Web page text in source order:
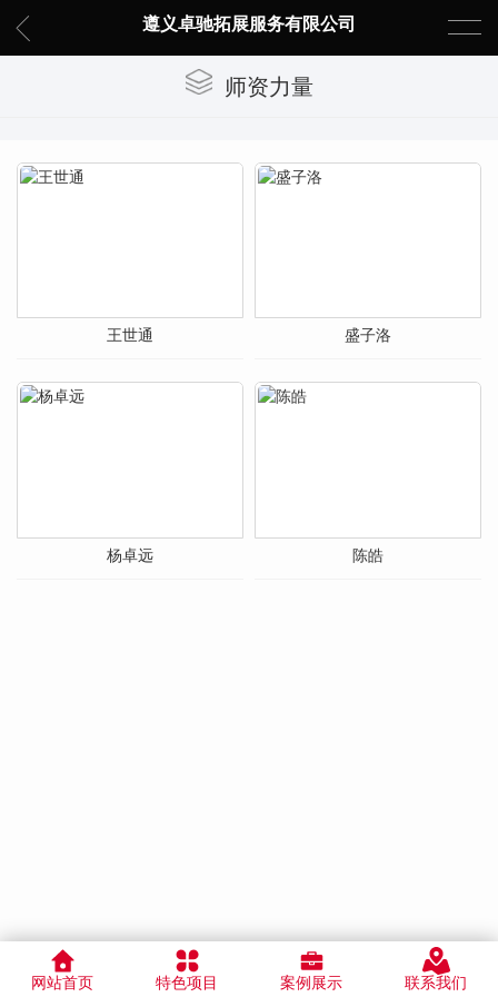
遵义卓驰拓展服务有限公司
师资力量
王世通 盛子洛
杨卓远 陈皓
网站首页 特色项目 案例展示 联系我们